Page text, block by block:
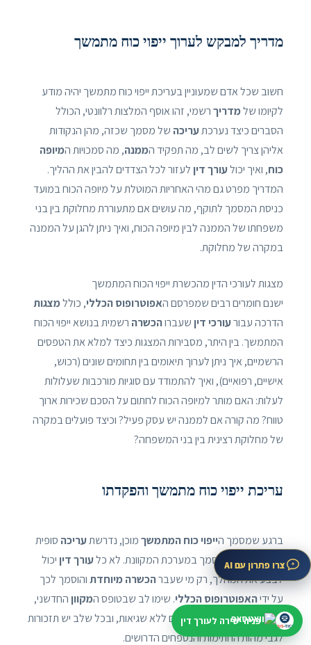
מדריך למבקש לערוך ייפוי כוח מתמשך
חשוב שכל אדם שמעוניין בעריכת ייפוי כוח מתמשך יהיה מודע
לקיומו שלמדריךרשמי, זהו אוסף המלצות רלוונטי, הכולל
הסברים כיצד נערכתעריכה של מסמך שכזה, מהן הנקודות
אליהן צריך לשים לב, מה תפקיד הממנה, מה סמכויות המיופה
כוח, ואיך יכולעורך דין לעזור לכל הצדדים להבין את ההליך.
המדריך מפרט גם מהי האחריות המוטלת על מיופה הכוח במועד
כניסת המסמך לתוקף, מה עושים אם מתעוררת מחלוקת בין בני
משפחתו של הממנה לבין מיופה הכוח, ואיך ניתן להגן על הממנה
במקרה של מחלוקת.
מצגות לעורכי הדין מהכשרת ייפוי הכוח המתמשך
ישנם חומרים רבים שמפרסם האפוטרופוס הכללי, כוללמצגות
הדרכה עבורעורכי דין שעברוהכשרה רשמית בנושא ייפוי הכוח
המתמשך. בין היתר, מסבירות המצגות כיצד למלא את הטפסים
הרשמיים, איך ניתן לערוך תיאומים בין תחומים שונים (רכוש,
אישיים, רפואיים), ואיך להתמודד עם סוגיות מורכבות שעלולות
לעלות: האם מותר למיופה הכוח לחתום על הסכם שכירות ארוך
טווח? מה קורה אם לממנה יש עסק פעיל? וכיצד פועלים במקרה
של מחלוקת רצינית בין בני המשפחה?
עריכת ייפוי כוח מתמשך והפקדתו
ברגע שמסמך הייפוי כוח המתמשךמוכן, נדרשתעריכה סופית
והפקדהשל המסמך במערכת המקוונת. לא כלעורך דין יכול
לבצע את המהלך, רק מי שעברהכשרה מיוחדתוהוסמך לכך
על ידיהאפוטרופוס הכללי. שימו לב שבטופס המקוון החדשני,
הפרטים חייבים להיות מולאים ללא שגיאות, ובכל שלב יש תזכורות
לגבי מהות החתימות והנספחים הדרושים.
צרו פתרון עם AI
פניה ישירה לעורך דין